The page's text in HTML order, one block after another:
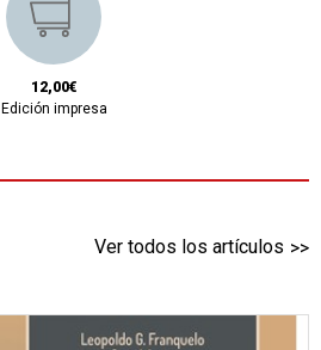
12,00€
Edición impresa
Ver todos los artículos